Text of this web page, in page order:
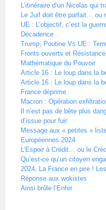
L’itinéraire d’un Nicolas qui
Le Juif doit être parfait… ou
UE : L’objectif, c’est la
Décadence
Trump, Poutine Vs UE :
Fronts ouverts et Résistance
Mathématique du Pouvoir
Article 16 : Le loup dans la
Article 16 : Le loup dans la
France déprime
Macron : Opération
Il n’est pas de bête plus
d’issue pour fuir
Message aux « petites »
Européennes 2024
L’Espoir à Crédit… ou le
Qu’est-ce qu’un citoyen
2024, La France en pire !
Réponse aux wokistes
Ainsi brûle l’Enfer